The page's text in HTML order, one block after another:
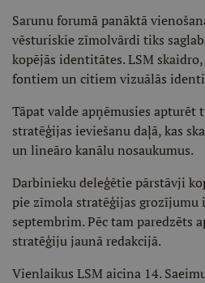
Sarunu forumā panāktā
vēsturiskie zīmolvārdi tiks
kopējās identitātes. LSM
fontiem un citiem vizuālās
Tāpat valde apņēmusies apturēt
stratēģijas ieviešanu daļā, kas
un lineāro kanālu nosaukumus.
Darbinieku deleģētie pārstāvji
pie zīmola stratēģijas grozījumu
septembrim. Pēc tam paredzēts
stratēģiju jaunā redakcijā.
Vienlaikus LSM aicina 14.